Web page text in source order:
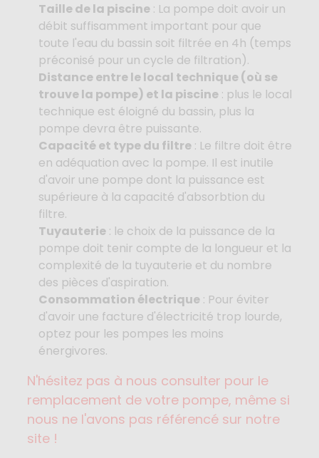
Taille de la piscine: La pompe doit avoir un
débit suffisamment important pour que
toute l'eau du bassin soit filtrée en 4h (temps
préconisé pour un cycle de filtration).
Distance entre le local technique (où se
trouve la pompe) et la piscine: plus le local
technique est éloigné du bassin, plus la
pompe devra être puissante.
Capacité et type du filtre: Le filtre doit être
en adéquation avec la pompe. Il est inutile
d'avoir une pompe dont la puissance est
supérieure à la capacité d'absorbtion du
filtre.
Tuyauterie: le choix de la puissance de la
pompe doit tenir compte de la longueur et la
complexité de la tuyauterie et du nombre
des pièces d'aspiration.
Consommation électrique: Pour éviter
d'avoir une facture d'électricité trop lourde,
optez pour les pompes les moins
énergivores.
N'hésitez pas à nous consulter pour le
remplacement de votre pompe, même si
nous ne l'avons pas référencé sur notre
site !